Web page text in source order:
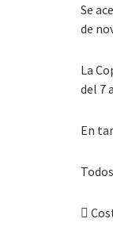
Se
de
La
del 7
En
